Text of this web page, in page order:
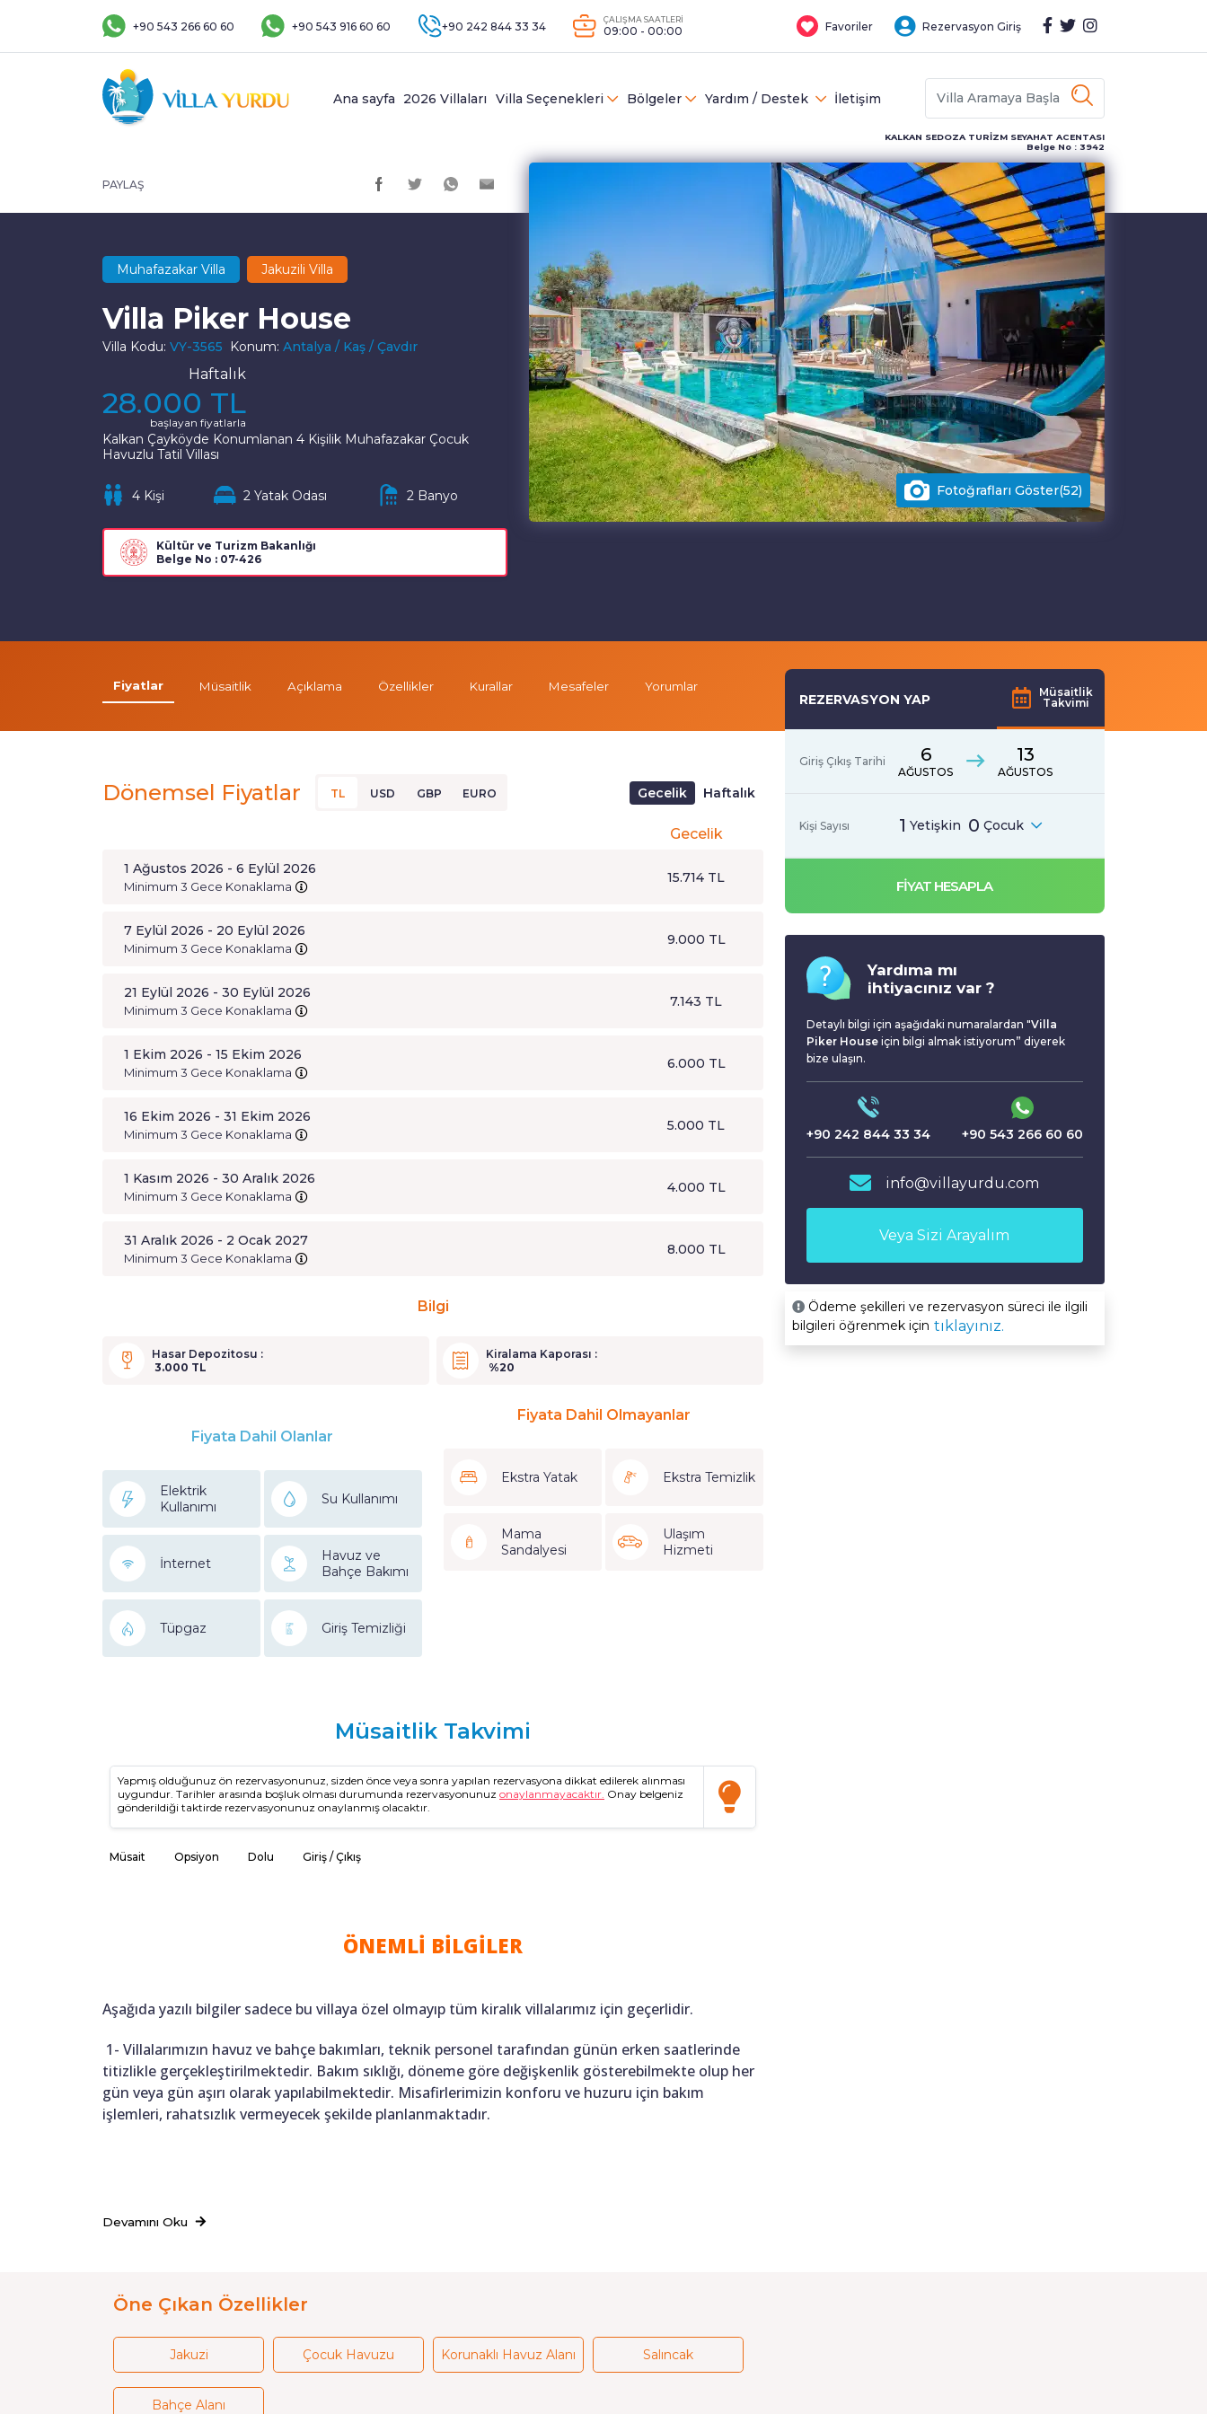
+90 543 266 60 60 +90 543 916 60 60 +90 242 844 33 34 ÇALIŞMA SAATLERİ
09:00 - 00:00 Favoriler Rezervasyon Giriş
Ana sayfa 2026 Villaları Villa Seçenekleri Bölgeler Yardım / Destek İletişim
KALKAN SEDOZA TURİZM SEYAHAT ACENTASI
Belge No : 3942
PAYLAŞ
Muhafazakar Villa Jakuzili Villa
Villa Piker House
Villa Kodu: VY-3565 Konum: Antalya / Kaş / Çavdır
Haftalık
28.000 TL
başlayan fiyatlarla
Kalkan Çayköyde Konumlanan 4 Kişilik Muhafazakar Çocuk
Havuzlu Tatil Villası
4 Kişi 2 Yatak Odası 2 Banyo
Kültür ve Turizm Bakanlığı
Belge No : 07-426
Fotoğrafları Göster(52)
Fiyatlar Müsaitlik Açıklama Özellikler Kurallar Mesafeler Yorumlar
Dönemsel Fiyatlar TL USD GBP EURO Gecelik Haftalık
Gecelik
1 Ağustos 2026 - 6 Eylül 2026
Minimum 3 Gece Konaklama
15.714 TL
7 Eylül 2026 - 20 Eylül 2026
Minimum 3 Gece Konaklama
9.000 TL
21 Eylül 2026 - 30 Eylül 2026
Minimum 3 Gece Konaklama
7.143 TL
1 Ekim 2026 - 15 Ekim 2026
Minimum 3 Gece Konaklama
6.000 TL
16 Ekim 2026 - 31 Ekim 2026
Minimum 3 Gece Konaklama
5.000 TL
1 Kasım 2026 - 30 Aralık 2026
Minimum 3 Gece Konaklama
4.000 TL
31 Aralık 2026 - 2 Ocak 2027
Minimum 3 Gece Konaklama
8.000 TL
Bilgi
Hasar Depozitosu :
3.000 TL
Kiralama Kaporası :
%20
Fiyata Dahil Olanlar
Elektrik
Kullanımı
Su Kullanımı
İnternet
Havuz ve
Bahçe Bakımı
Tüpgaz Giriş Temizliği
Fiyata Dahil Olmayanlar
Ekstra Yatak Ekstra Temizlik
Mama
Sandalyesi
Ulaşım
Hizmeti
Müsaitlik Takvimi
Yapmış olduğunuz ön rezervasyonunuz, sizden önce veya sonra yapılan rezervasyona dikkat edilerek alınması
uygundur. Tarihler arasında boşluk olması durumunda rezervasyonunuz onaylanmayacaktır. Onay belgeniz
gönderildiği taktirde rezervasyonunuz onaylanmış olacaktır.
Müsait Opsiyon Dolu Giriş / Çıkış
ÖNEMLİ BİLGİLER
Aşağıda yazılı bilgiler sadece bu villaya özel olmayıp tüm kiralık villalarımız için geçerlidir.
1- Villalarımızın havuz ve bahçe bakımları, teknik personel tarafından günün erken saatlerinde
titizlikle gerçekleştirilmektedir. Bakım sıklığı, döneme göre değişkenlik gösterebilmekte olup her
gün veya gün aşırı olarak yapılabilmektedir. Misafirlerimizin konforu ve huzuru için bakım
işlemleri, rahatsızlık vermeyecek şekilde planlanmaktadır.
Devamını Oku
Öne Çıkan Özellikler
Jakuzi Çocuk Havuzu Korunaklı Havuz Alanı Salıncak
Bahçe Alanı
REZERVASYON YAP
Müsaitlik
Takvimi
Giriş Çıkış Tarihi 6
AĞUSTOS
13
AĞUSTOS
Kişi Sayısı 1 Yetişkin 0 Çocuk
FİYAT HESAPLA
Yardıma mı
ihtiyacınız var ?
Detaylı bilgi için aşağıdaki numaralardan "Villa
Piker House için bilgi almak istiyorum” diyerek
bize ulaşın.
+90 242 844 33 34 +90 543 266 60 60
info@villayurdu.com
Veya Sizi Arayalım
Ödeme şekilleri ve rezervasyon süreci ile ilgili
bilgileri öğrenmek için tıklayınız.